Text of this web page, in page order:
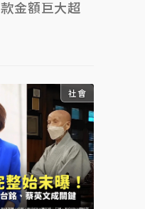
金額巨大超
社會